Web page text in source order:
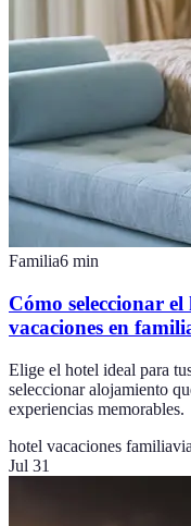
Familia6 min
Cómo seleccionar
vacaciones en
Elige el hotel ideal para
seleccionar alojamiento
experiencias memorables.
hotel vacaciones familia
Jul 31